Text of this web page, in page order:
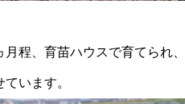
程、育苗ハウスで育てられ
います。